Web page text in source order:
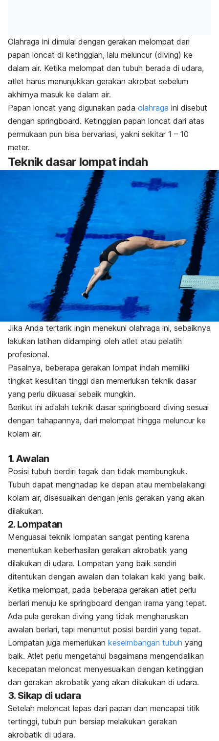
Olahraga ini dimulai dengan gerakan melompat dari
papan loncat di ketinggian, lalu meluncur (diving) ke
dalam air. Ketika melompat dan tubuh berada di udara,
atlet harus menunjukkan gerakan akrobat sebelum
akhirnya masuk ke dalam air.
Papan loncat yang digunakan pada olahraga ini disebut
dengan springboard. Ketinggian papan loncat dari atas
permukaan pun bisa bervariasi, yakni sekitar 1 – 10
meter.
Teknik dasar lompat indah
Jika Anda tertarik ingin menekuni olahraga ini, sebaiknya
lakukan latihan didampingi oleh atlet atau pelatih
profesional.
Pasalnya, beberapa gerakan lompat indah memiliki
tingkat kesulitan tinggi dan memerlukan teknik dasar
yang perlu dikuasai sebaik mungkin.
Berikut ini adalah teknik dasar springboard diving sesuai
dengan tahapannya, dari melompat hingga meluncur ke
kolam air.
1. Awalan
Posisi tubuh berdiri tegak dan tidak membungkuk.
Tubuh dapat menghadap ke depan atau membelakangi
kolam air, disesuaikan dengan jenis gerakan yang akan
dilakukan.
2. Lompatan
Menguasai teknik lompatan sangat penting karena
menentukan keberhasilan gerakan akrobatik yang
dilakukan di udara. Lompatan yang baik sendiri
ditentukan dengan awalan dan tolakan kaki yang baik.
Ketika melompat, pada beberapa gerakan atlet perlu
berlari menuju ke springboard dengan irama yang tepat.
Ada pula gerakan diving yang tidak mengharuskan
awalan berlari, tapi menuntut posisi berdiri yang tepat.
Lompatan juga memerlukan keseimbangan tubuh yang
baik. Atlet perlu mengetahui bagaimana mengendalikan
kecepatan meloncat menyesuaikan dengan ketinggian
dan gerakan akrobatik yang akan dilakukan di udara.
3. Sikap di udara
Setelah meloncat lepas dari papan dan mencapai titik
tertinggi, tubuh pun bersiap melakukan gerakan
akrobatik di udara.